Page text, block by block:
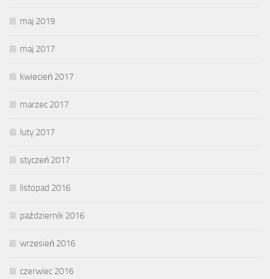
maj 2019
maj 2017
kwiecień 2017
marzec 2017
luty 2017
styczeń 2017
listopad 2016
październik 2016
wrzesień 2016
czerwiec 2016